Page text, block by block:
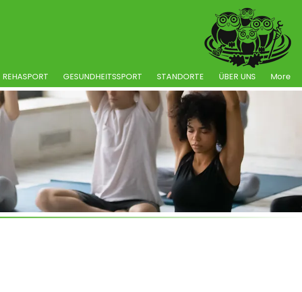
REHASPORT GESUNDHEITSSPORT STANDORTE ÜBER UNS More